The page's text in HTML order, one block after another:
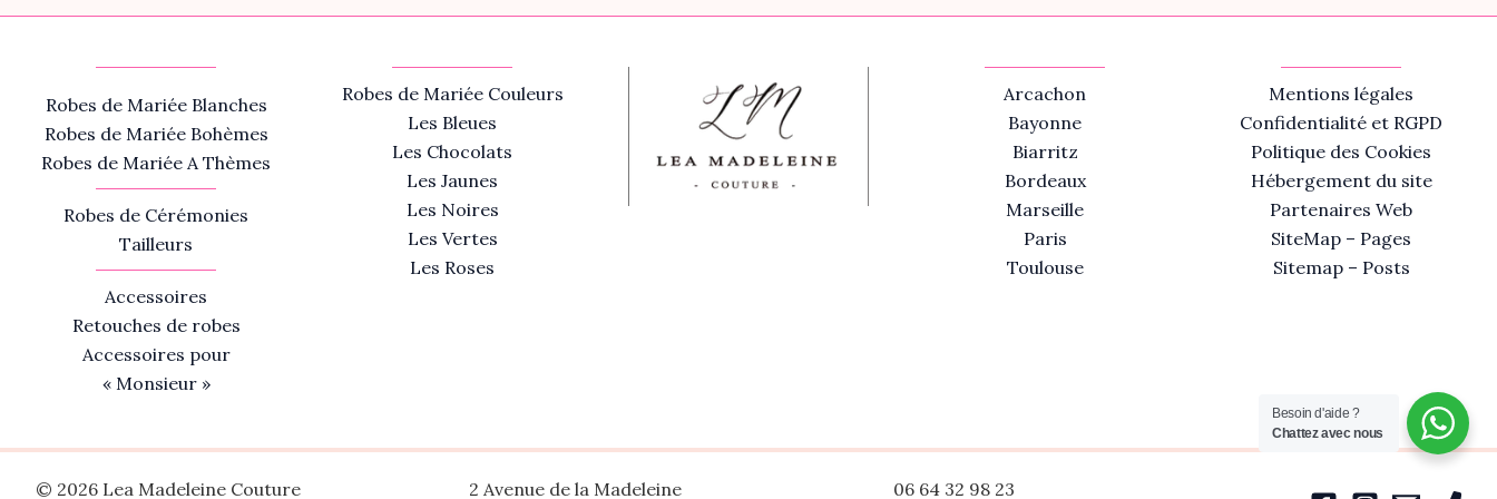
Robes de Mariée Blanches
Robes de Mariée Bohèmes
Robes de Mariée A Thèmes
Robes de Cérémonies
Tailleurs
Accessoires
Retouches de robes
Accessoires pour
« Monsieur »
Robes de Mariée Couleurs
Les Bleues
Les Chocolats
Les Jaunes
Les Noires
Les Vertes
Les Roses
Arcachon
Bayonne
Biarritz
Bordeaux
Marseille
Paris
Toulouse
Mentions légales
Confidentialité et RGPD
Politique des Cookies
Hébergement du site
Partenaires Web
SiteMap – Pages
Sitemap – Posts
© 2026 Lea Madeleine Couture 2 Avenue de la Madeleine 06 64 32 98 23
Besoin d'aide ?
Chattez avec nous